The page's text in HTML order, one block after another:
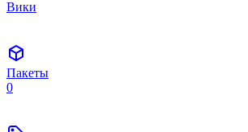
Вики
Пакеты
0